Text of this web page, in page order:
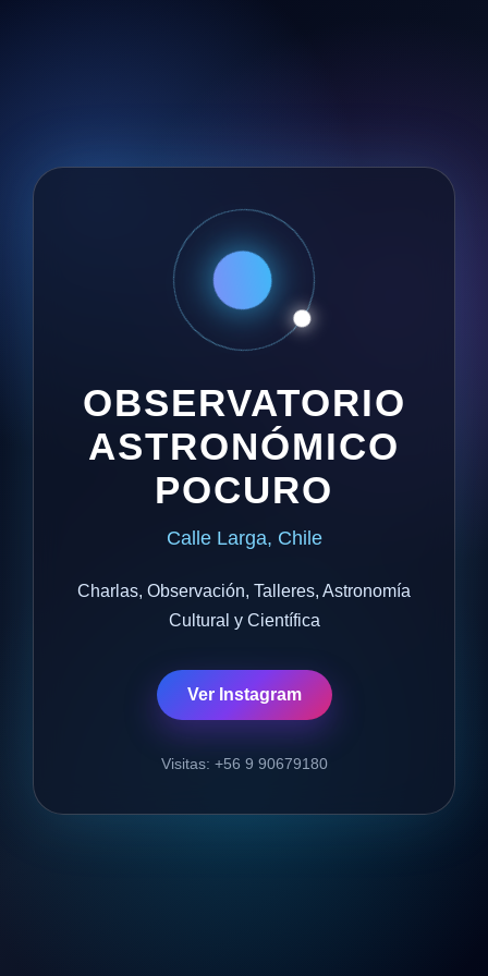
OBSERVATORIO
ASTRONÓMICO
POCURO
Calle Larga, Chile
Charlas, Observación, Talleres, Astronomía
Cultural y Científica
Ver Instagram
Visitas: +56 9 90679180